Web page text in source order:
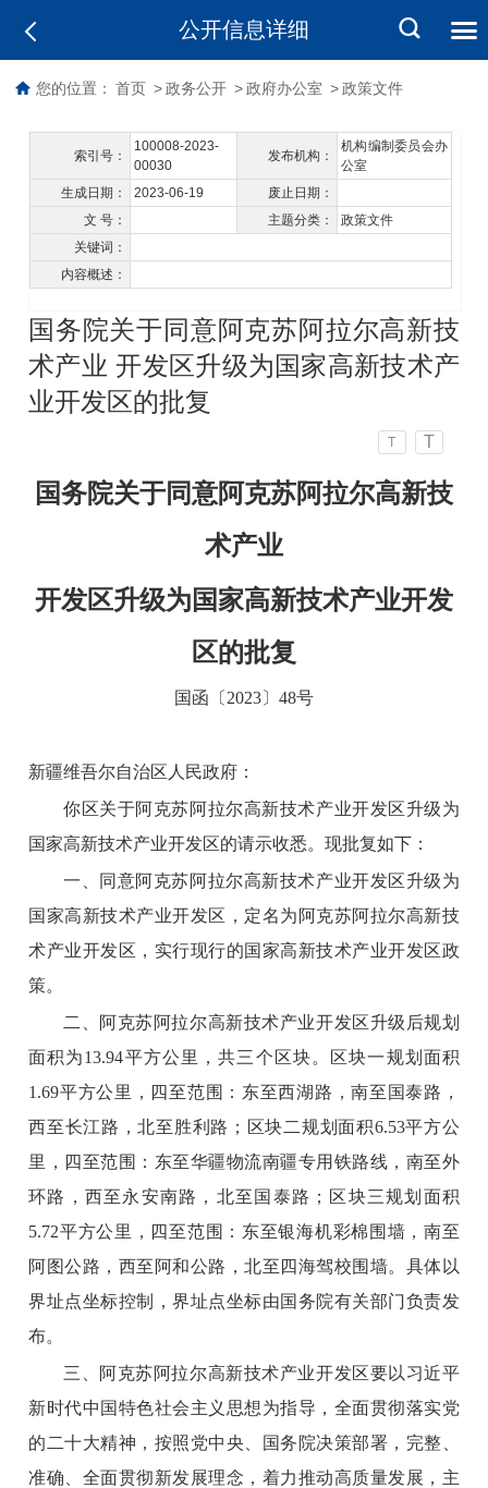
公开信息详细
您的位置： 首页 > 政务公开 > 政府办公室 > 政策文件
索引号：
100008-2023-
00030
发布机构：
机构编制委员会办
公室
生成日期：
2023-06-19
废止日期：
文 号：
主题分类：
政策文件
关键词：
内容概述：
国务院关于同意阿克苏阿拉尔高新技
术产业 开发区升级为国家高新技术产
业开发区的批复
T T
国务院关于同意阿克苏阿拉尔高新技
术产业
开发区升级为国家高新技术产业开发
区的批复
国函〔2023〕48号
新疆维吾尔自治区人民政府：
你区关于阿克苏阿拉尔高新技术产业开发区升级为
国家高新技术产业开发区的请示收悉。现批复如下：
一、同意阿克苏阿拉尔高新技术产业开发区升级为
国家高新技术产业开发区，定名为阿克苏阿拉尔高新技
术产业开发区，实行现行的国家高新技术产业开发区政
策。
二、阿克苏阿拉尔高新技术产业开发区升级后规划
面积为13.94平方公里，共三个区块。区块一规划面积
1.69平方公里，四至范围：东至西湖路，南至国泰路，
西至长江路，北至胜利路；区块二规划面积6.53平方公
里，四至范围：东至华疆物流南疆专用铁路线，南至外
环路，西至永安南路，北至国泰路；区块三规划面积
5.72平方公里，四至范围：东至银海机彩棉围墙，南至
阿图公路，西至阿和公路，北至四海驾校围墙。具体以
界址点坐标控制，界址点坐标由国务院有关部门负责发
布。
三、阿克苏阿拉尔高新技术产业开发区要以习近平
新时代中国特色社会主义思想为指导，全面贯彻落实党
的二十大精神，按照党中央、国务院决策部署，完整、
准确、全面贯彻新发展理念，着力推动高质量发展，主